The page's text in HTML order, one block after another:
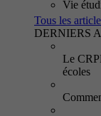
Vie
Tous les
DERNIERS
Le
écoles